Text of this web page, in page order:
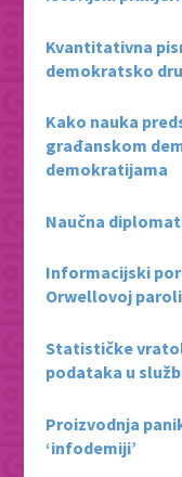
Kvantitativna
demokratsko
Kako nauka
građanskom
demokratijama
Naučna
Informacijski
Orwellovoj paroli
Statističke
podataka u
Proizvodnja
‘infodemiji’